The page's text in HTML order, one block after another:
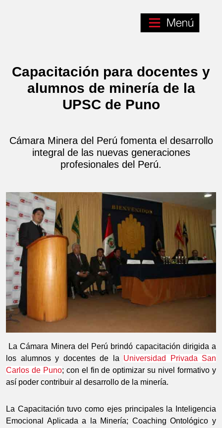
Capacitación para docentes y
alumnos de minería de la
UPSC de Puno
Cámara Minera del Perú fomenta el desarrollo
integral de las nuevas generaciones
profesionales del Perú.
La Cámara Minera del Perú brindó capacitación dirigida a
los alumnos y docentes de la Universidad Privada San
Carlos de Puno; con el fin de optimizar su nivel formativo y
así poder contribuir al desarrollo de la minería.
La Capacitación tuvo como ejes principales la Inteligencia
Emocional Aplicada a la Minería; Coaching Ontológico y